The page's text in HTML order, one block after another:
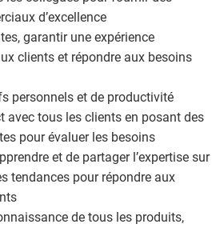
d’excellence
garantir une expérience
clients et répondre aux besoins
personnels et de productivité
avec tous les clients en posant des
pour évaluer les besoins
et de partager l’expertise sur
tendances pour répondre aux
de tous les produits,